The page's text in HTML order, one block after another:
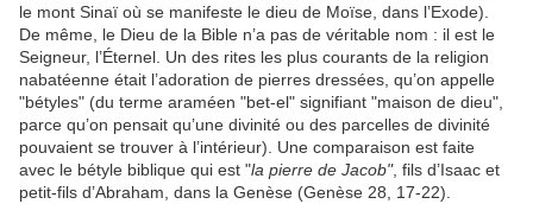
le mont Sinaï où se manifeste le dieu de Moïse, dans l’Exode).
De même, le Dieu de la Bible n’a pas de véritable nom : il est le
Seigneur, l’Éternel. Un des rites les plus courants de la religion
nabatéenne était l’adoration de pierres dressées, qu’on appelle
"bétyles" (du terme araméen "bet-el" signifiant "maison de dieu",
parce qu’on pensait qu’une divinité ou des parcelles de divinité
pouvaient se trouver à l’intérieur). Une comparaison est faite
avec le bétyle biblique qui est "la pierre de Jacob", fils d’Isaac et
petit-fils d’Abraham, dans la Genèse (Genèse 28, 17-22).